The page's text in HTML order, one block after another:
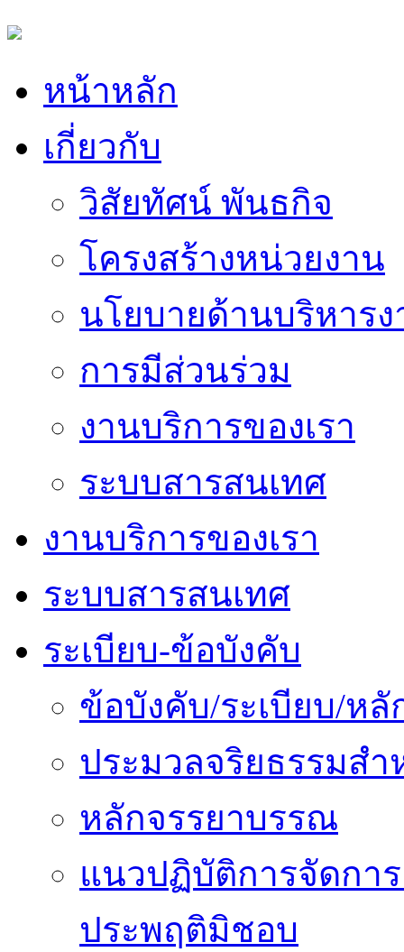
หน้าหลัก
เกี่ยวกับ
วิสัยทัศน์ พันธกิจ
โครงสร้างหน่วยงาน
นโยบายด้านบริหาร
การมีส่วนร่วม
งานบริการของเรา
ระบบสารสนเทศ
งานบริการของเรา
ระบบสารสนเทศ
ระเบียบ-ข้อบังคับ
ข้อบังคับ/ระเบียบ/ห
ประมวลจริยธรรมส
หลักจรรยาบรรณ
แนวปฏิบัติการจัดการ
ประพฤติมิชอบ